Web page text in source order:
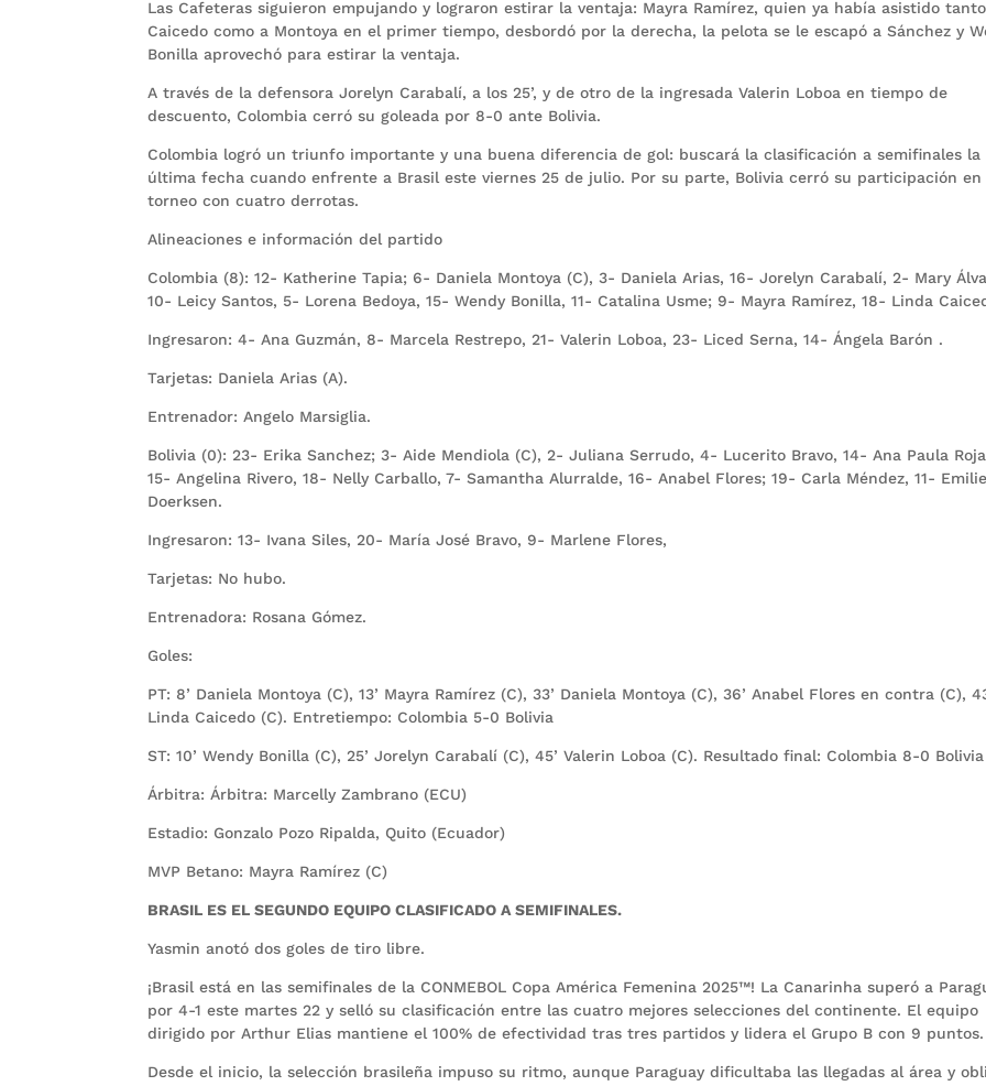
Las Cafeteras siguieron empujando y lograron estirar la ventaja: Mayra Ramírez, quien ya había asistido
Caicedo como a Montoya en el primer tiempo, desbordó por la derecha, la pelota se le escapó a Sánchez y
Bonilla aprovechó para estirar la ventaja.
A través de la defensora Jorelyn Carabalí, a los 25’, y de otro de la ingresada Valerin Loboa en tiempo de
descuento, Colombia cerró su goleada por 8-0 ante Bolivia.
Colombia logró un triunfo importante y una buena diferencia de gol: buscará la clasificación a semifinales la
última fecha cuando enfrente a Brasil este viernes 25 de julio. Por su parte, Bolivia cerró su participación en
torneo con cuatro derrotas.
Alineaciones e información del partido
Colombia (8): 12- Katherine Tapia; 6- Daniela Montoya (C), 3- Daniela Arias, 16- Jorelyn Carabalí, 2- Mary
10- Leicy Santos, 5- Lorena Bedoya, 15- Wendy Bonilla, 11- Catalina Usme; 9- Mayra Ramírez, 18- Linda
Ingresaron: 4- Ana Guzmán, 8- Marcela Restrepo, 21- Valerin Loboa, 23- Liced Serna, 14- Ángela Barón .
Tarjetas: Daniela Arias (A).
Entrenador: Angelo Marsiglia.
Bolivia (0): 23- Erika Sanchez; 3- Aide Mendiola (C), 2- Juliana Serrudo, 4- Lucerito Bravo, 14- Ana Paula
15- Angelina Rivero, 18- Nelly Carballo, 7- Samantha Alurralde, 16- Anabel Flores; 19- Carla Méndez, 11- Emilie
Doerksen.
Ingresaron: 13- Ivana Siles, 20- María José Bravo, 9- Marlene Flores,
Tarjetas: No hubo.
Entrenadora: Rosana Gómez.
Goles:
PT: 8’ Daniela Montoya (C), 13’ Mayra Ramírez (C), 33’ Daniela Montoya (C), 36’ Anabel Flores en contra (C),
Linda Caicedo (C). Entretiempo: Colombia 5-0 Bolivia
ST: 10’ Wendy Bonilla (C), 25’ Jorelyn Carabalí (C), 45’ Valerin Loboa (C). Resultado final: Colombia 8-0 Bolivia
Árbitra: Árbitra: Marcelly Zambrano (ECU)
Estadio: Gonzalo Pozo Ripalda, Quito (Ecuador)
MVP Betano: Mayra Ramírez (C)
BRASIL ES EL SEGUNDO EQUIPO CLASIFICADO A SEMIFINALES.
Yasmin anotó dos goles de tiro libre.
¡Brasil está en las semifinales de la CONMEBOL Copa América Femenina 2025™! La Canarinha superó a
por 4-1 este martes 22 y selló su clasificación entre las cuatro mejores selecciones del continente. El equipo
dirigido por Arthur Elias mantiene el 100% de efectividad tras tres partidos y lidera el Grupo B con 9 puntos.
Desde el inicio, la selección brasileña impuso su ritmo, aunque Paraguay dificultaba las llegadas al área y